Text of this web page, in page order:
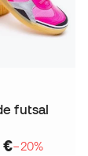
futsal
€−20%